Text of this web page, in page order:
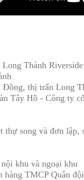
Thành Riverside
thị trấn Long
Tây Hồ - Công ty
thự song và đơn
khu và ngoại khu
TMCP Quân